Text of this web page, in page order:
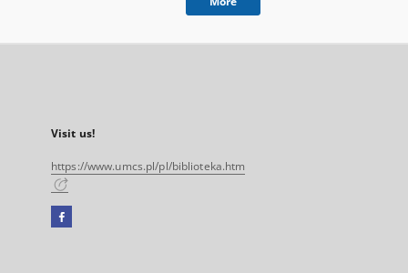
Visit us!
https://www.umcs.pl/pl/biblioteka.htm
Facebook